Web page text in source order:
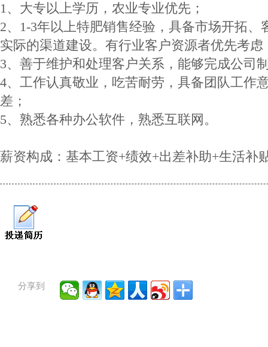
1、大专以上学历，农业专业优先；
2、1-3年以上特肥销售经验，具备市场开拓
实际的渠道建设。有行业客户资源者优先考虑
3、善于维护和处理客户关系，能够完成公司
4、工作认真敬业，吃苦耐劳，具备团队工作
差；
5、熟悉各种办公软件，熟悉互联网。
薪资构成：基本工资+绩效+出差补助+生活补
分享到